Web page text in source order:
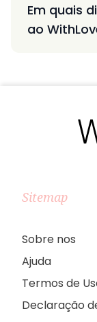
Em quais
ao
Sitemap
Sobre nos
Ajuda
Termos de
Declaração